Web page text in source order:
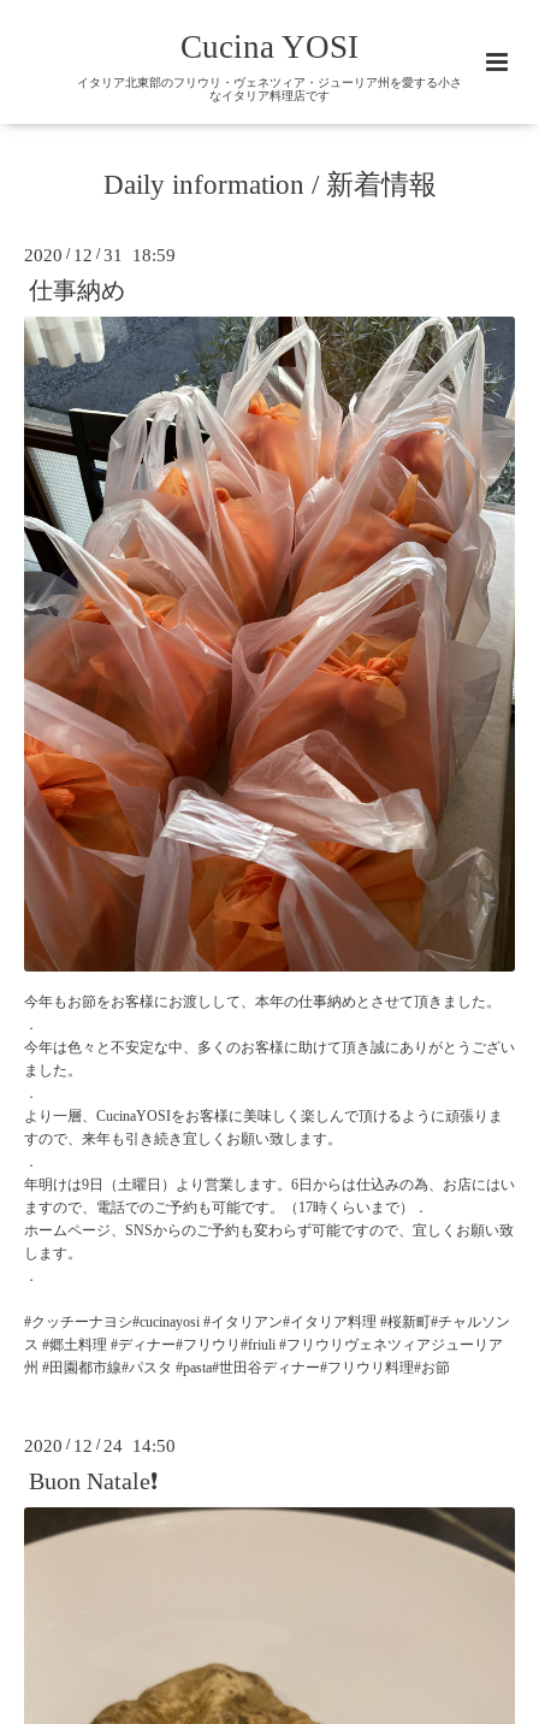
Cucina YOSI
イタリア北東部のフリウリ・ヴェネツィア・ジューリア州を愛する小さ
なイタリア料理店です
Daily information / 新着情報
2020 / 12 /31 18:59
仕事納め
今年もお節をお客様にお渡しして、本年の仕事納めとさせて頂きました。
．
今年は色々と不安定な中、多くのお客様に助けて頂き誠にありがとうござい
ました。
．
より一層、CucinaYOSIをお客様に美味しく楽しんで頂けるように頑張りま
すので、来年も引き続き宜しくお願い致します。
．
年明けは9日（土曜日）より営業します。6日からは仕込みの為、お店にはい
ますので、電話でのご予約も可能です。（17時くらいまで）．
ホームページ、SNSからのご予約も変わらず可能ですので、宜しくお願い致
します。
．
#クッチーナヨシ#cucinayosi #イタリアン#イタリア料理 #桜新町#チャルソン
ス #郷土料理 #ディナー#フリウリ#friuli #フリウリヴェネツィアジューリア
州 #田園都市線#パスタ #pasta#世田谷ディナー#フリウリ料理#お節
2020 / 12 / 24 14:50
Buon Natale❗️